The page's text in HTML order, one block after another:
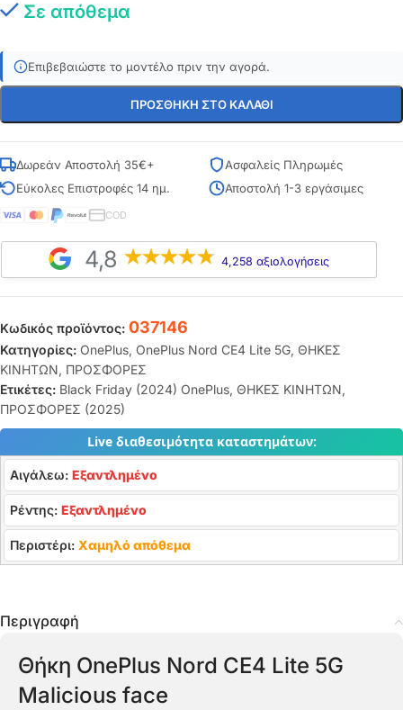
Σε απόθεμα
Επιβεβαιώστε το μοντέλο πριν την αγορά.
ΠΡΟΣΘΉΚΗ ΣΤΟ ΚΑΛΆΘΙ
Δωρεάν Αποστολή 35€+
Ασφαλείς Πληρωμές
Εύκολες Επιστροφές 14 ημ.
Αποστολή 1-3 εργάσιμες
COD
4,8 4,258 αξιολογήσεις
Κωδικός προϊόντος: 037146
Κατηγορίες: OnePlus, OnePlus Nord CE4 Lite 5G, ΘΗΚΕΣ
ΚΙΝΗΤΩΝ, ΠΡΟΣΦΟΡΕΣ
Ετικέτες: Black Friday (2024) OnePlus, ΘΗΚΕΣ ΚΙΝΗΤΩΝ,
ΠΡΟΣΦΟΡΕΣ (2025)
Live διαθεσιμότητα καταστημάτων:
Αιγάλεω: Εξαντλημένο
Ρέντης: Εξαντλημένο
Περιστέρι: Χαμηλό απόθεμα
Περιγραφή
Θήκη OnePlus Nord CE4 Lite 5G
Malicious face